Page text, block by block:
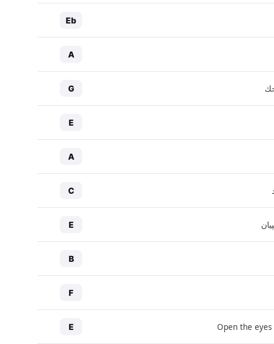
Eb
A
G
E
A
C
E
B
F
Open the
E